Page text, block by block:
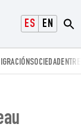
ESPAÑOLENGLISH
SOCIEDAD